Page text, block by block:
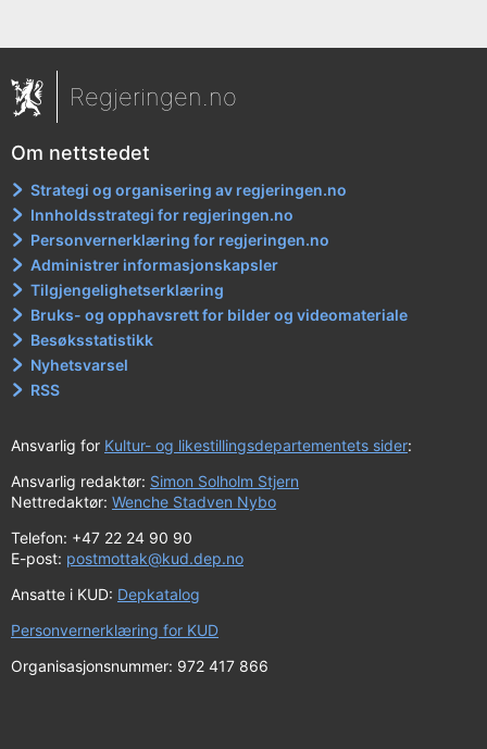
Regjeringen.no
Om nettstedet
Strategi og organisering av regjeringen.no
Innholdsstrategi for regjeringen.no
Personvernerklæring for regjeringen.no
Administrer informasjonskapsler
Tilgjengelighetserklæring
Bruks- og opphavsrett for bilder og videomateriale
Besøksstatistikk
Nyhetsvarsel
RSS
Ansvarlig for Kultur- og likestillingsdepartementets sider:
Ansvarlig redaktør: Simon Solholm Stjern
Nettredaktør: Wenche Stadven Nybo
Telefon: +47 22 24 90 90
E-post: postmottak@kud.dep.no
Ansatte i KUD: Depkatalog
Personvernerklæring for KUD
Organisasjonsnummer: 972 417 866